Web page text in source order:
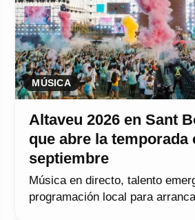
MÚSICA
Altaveu 2026 en Sant
que abre la temporada
septiembre
Música en directo, talento
programación local para